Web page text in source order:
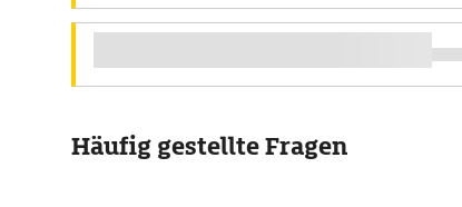
Häufig gestellte Fragen